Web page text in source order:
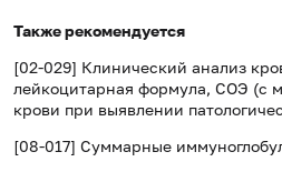
Также рекомендуется
[02-029] Клинический анализ
лейкоцитарная формула, СОЭ (с
крови при выявлении
[08-017] Суммарные